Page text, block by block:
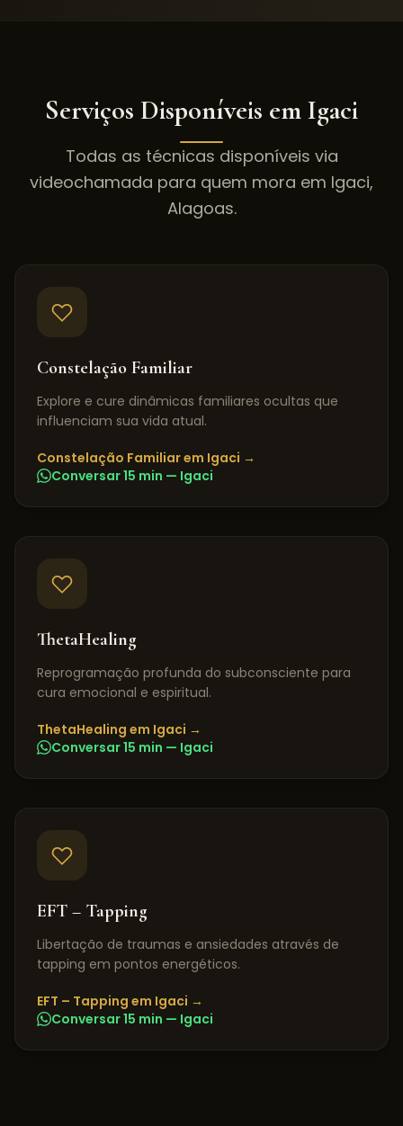
Serviços Disponíveis emIgaci
Todas as técnicas disponíveis via
videochamada para quem mora em Igaci,
Alagoas.
Constelação Familiar
Explore e cure dinâmicas familiares ocultas que
influenciam sua vida atual.
Constelação Familiarem Igaci →
Conversar 15 min — Igaci
ThetaHealing
Reprogramação profunda do subconsciente para
cura emocional e espiritual.
ThetaHealing em Igaci →
Conversar 15 min — Igaci
EFT – Tapping
Libertação de traumas e ansiedades através de
tapping em pontos energéticos.
EFT – Tapping em Igaci →
Conversar 15 min — Igaci